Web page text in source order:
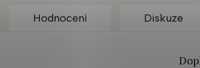
Hodnocení Diskuze